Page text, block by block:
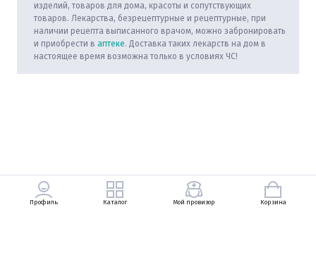
изделий, товаров для дома, красоты и сопутствующих
товаров. Лекарства, безрецептурные и рецептурные, при
наличии рецепта выписанного врачом, можно забронировать
и приобрести в аптеке. Доставка таких лекарств на дом в
настоящее время возможна только в условиях ЧС!
Профиль Каталог Мой провизор Корзина